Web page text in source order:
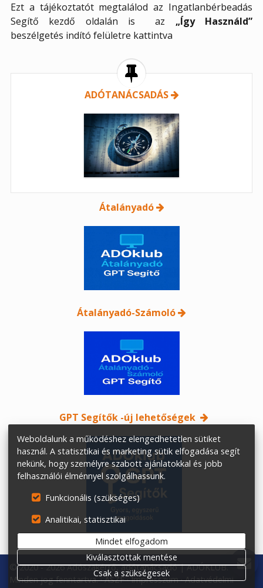
Ezt a tájékoztatót megtalálod az Ingatlanbérbeadás
Segítő kezdő oldalán is az „Így Használd”
beszélgetés indító felületre kattintva
ADÓTANÁCSADÁS
Átalányadó
Átalányadó-Számoló
GPT Segítők -új lehetőségek
© 2020 - 2026 Adószakértő, adótanácsadó | ADÓKLUB.
Minden jog fenntartva. ÁSZF Impresszum Adatvédelmi
Weboldalunk a működéshez elengedhetetlen sütiket
használ. A statisztikai és marketing sütik elfogadása segít
nekünk, hogy személyre szabott ajánlatokkal és jobb
felhasználói élménnyel szolgálhassunk.
Funkcionális (szükséges)
Analitikai, statisztikai
Mindet elfogadom
Kiválasztottak mentése
Csak a szükségesek